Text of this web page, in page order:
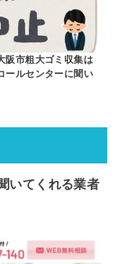
阪市粗大ゴミ収集は
ールセンターに聞い
いてくれる業者